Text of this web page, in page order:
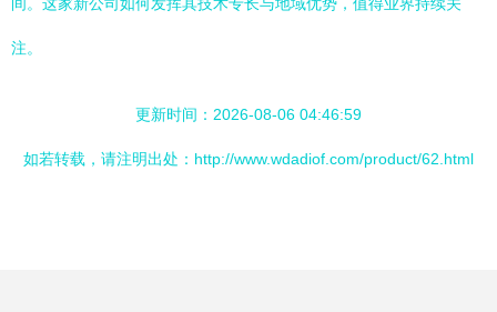
注。
更新时间：2026-08-06 04:46:59
如若转载，请注明出处：http://www.wdadiof.com/product/62.html